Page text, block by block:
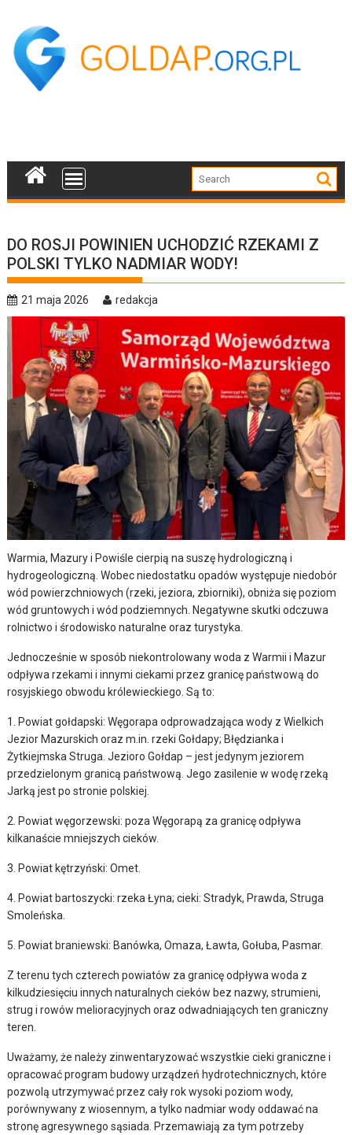
content
DO ROSJI POWINIEN UCHODZIĆ RZEKAMI Z
POLSKI TYLKO NADMIAR WODY!
21 maja 2026 redakcja
Warmia, Mazury i Powiśle cierpią na suszę hydrologiczną i
hydrogeologiczną. Wobec niedostatku opadów występuje niedobór
wód powierzchniowych (rzeki, jeziora, zbiorniki), obniża się poziom
wód gruntowych i wód podziemnych. Negatywne skutki odczuwa
rolnictwo i środowisko naturalne oraz turystyka.
Jednocześnie w sposób niekontrolowany woda z Warmii i Mazur
odpływa rzekami i innymi ciekami przez granicę państwową do
rosyjskiego obwodu królewieckiego. Są to:
1. Powiat gołdapski: Węgorapa odprowadzająca wody z Wielkich
Jezior Mazurskich oraz m.in. rzeki Gołdapy; Błędzianka i
Żytkiejmska Struga. Jezioro Gołdap – jest jedynym jeziorem
przedzielonym granicą państwową. Jego zasilenie w wodę rzeką
Jarką jest po stronie polskiej.
2. Powiat węgorzewski: poza Węgorapą za granicę odpływa
kilkanaście mniejszych cieków.
3. Powiat kętrzyński: Omet.
4. Powiat bartoszycki: rzeka Łyna; cieki: Stradyk, Prawda, Struga
Smoleńska.
5. Powiat braniewski: Banówka, Omaza, Ławta, Gołuba, Pasmar.
Z terenu tych czterech powiatów za granicę odpływa woda z
kilkudziesięciu innych naturalnych cieków bez nazwy, strumieni,
strug i rowów melioracyjnych oraz odwadniających ten graniczny
teren.
Uważamy, że należy zinwentaryzować wszystkie cieki graniczne i
opracować program budowy urządzeń hydrotechnicznych, które
pozwolą utrzymywać przez cały rok wysoki poziom wody,
porównywany z wiosennym, a tylko nadmiar wody oddawać na
stronę agresywnego sąsiada. Przemawiają za tym potrzeby